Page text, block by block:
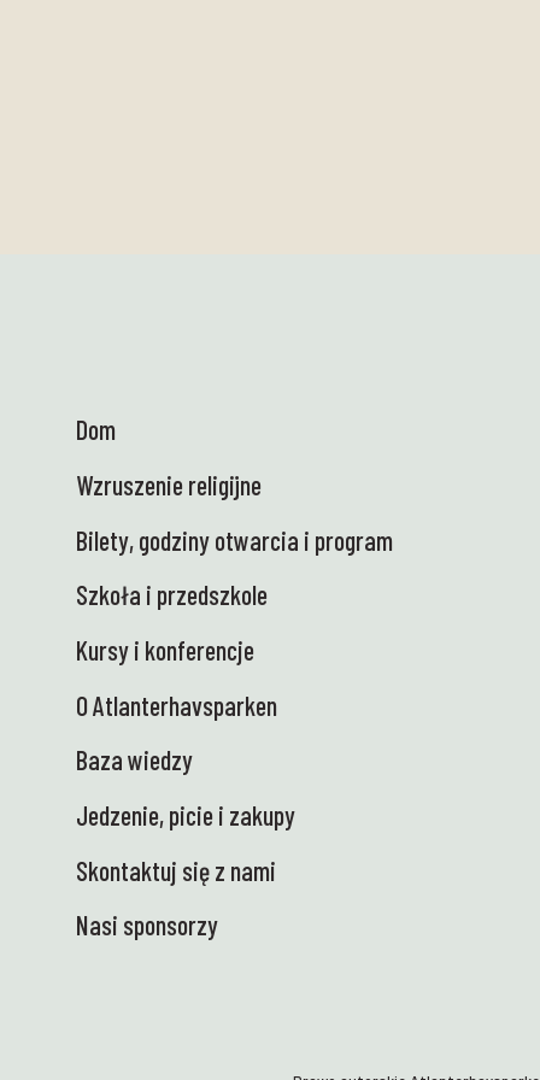
Dom
Wzruszenie religijne
Bilety, godziny otwarcia i program
Szkoła i przedszkole
Kursy i konferencje
O Atlanterhavsparken
Baza wiedzy
Jedzenie, picie i zakupy
Skontaktuj się z nami
Nasi sponsorzy